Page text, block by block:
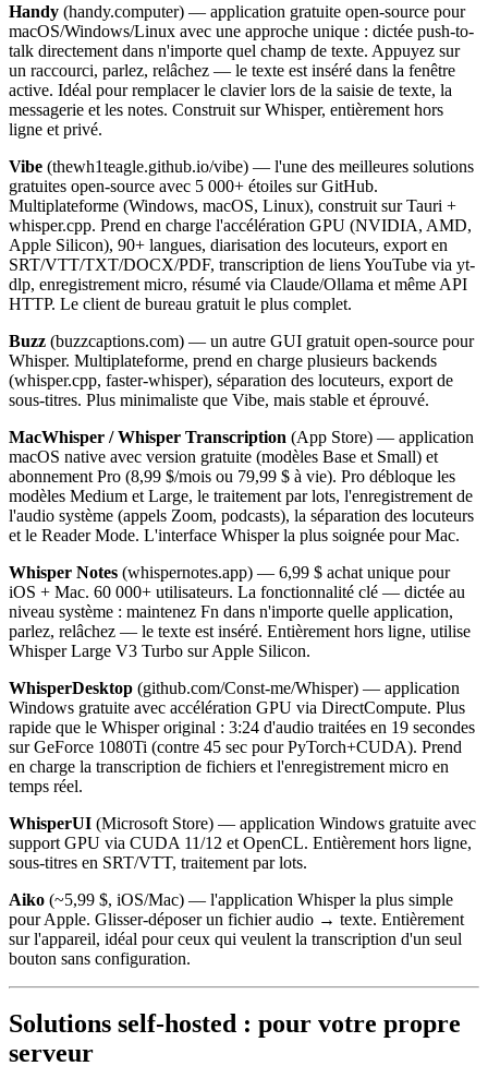
Handy (handy.computer) — application gratuite open-source pour
macOS/Windows/Linux avec une approche unique : dictée push-to-
talk directement dans n'importe quel champ de texte. Appuyez sur
un raccourci, parlez, relâchez — le texte est inséré dans la fenêtre
active. Idéal pour remplacer le clavier lors de la saisie de texte, la
messagerie et les notes. Construit sur Whisper, entièrement hors
ligne et privé.
Vibe (thewh1teagle.github.io/vibe) — l'une des meilleures solutions
gratuites open-source avec 5 000+ étoiles sur GitHub.
Multiplateforme (Windows, macOS, Linux), construit sur Tauri +
whisper.cpp. Prend en charge l'accélération GPU (NVIDIA, AMD,
Apple Silicon), 90+ langues, diarisation des locuteurs, export en
SRT/VTT/TXT/DOCX/PDF, transcription de liens YouTube via yt-
dlp, enregistrement micro, résumé via Claude/Ollama et même API
HTTP. Le client de bureau gratuit le plus complet.
Buzz (buzzcaptions.com) — un autre GUI gratuit open-source pour
Whisper. Multiplateforme, prend en charge plusieurs backends
(whisper.cpp, faster-whisper), séparation des locuteurs, export de
sous-titres. Plus minimaliste que Vibe, mais stable et éprouvé.
MacWhisper / Whisper Transcription (App Store) — application
macOS native avec version gratuite (modèles Base et Small) et
abonnement Pro (8,99 $/mois ou 79,99 $ à vie). Pro débloque les
modèles Medium et Large, le traitement par lots, l'enregistrement de
l'audio système (appels Zoom, podcasts), la séparation des locuteurs
et le Reader Mode. L'interface Whisper la plus soignée pour Mac.
Whisper Notes (whispernotes.app) — 6,99 $ achat unique pour
iOS + Mac. 60 000+ utilisateurs. La fonctionnalité clé — dictée au
niveau système : maintenez Fn dans n'importe quelle application,
parlez, relâchez — le texte est inséré. Entièrement hors ligne, utilise
Whisper Large V3 Turbo sur Apple Silicon.
WhisperDesktop (github.com/Const-me/Whisper) — application
Windows gratuite avec accélération GPU via DirectCompute. Plus
rapide que le Whisper original : 3:24 d'audio traitées en 19 secondes
sur GeForce 1080Ti (contre 45 sec pour PyTorch+CUDA). Prend
en charge la transcription de fichiers et l'enregistrement micro en
temps réel.
WhisperUI (Microsoft Store) — application Windows gratuite avec
support GPU via CUDA 11/12 et OpenCL. Entièrement hors ligne,
sous-titres en SRT/VTT, traitement par lots.
Aiko (~5,99 $, iOS/Mac) — l'application Whisper la plus simple
pour Apple. Glisser-déposer un fichier audio → texte. Entièrement
sur l'appareil, idéal pour ceux qui veulent la transcription d'un seul
bouton sans configuration.
Solutions self-hosted : pour votre propre
serveur